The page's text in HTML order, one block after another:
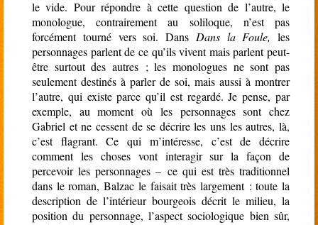
le vide. Pour répondre à cette question de l’autre, le
monologue, contrairement au soliloque, n’est pas
forcément tourné vers soi. Dans Dans la Foule, les
personnages parlent de ce qu’ils vivent mais parlent peut-
être surtout des autres ; les monologues ne sont pas
seulement destinés à parler de soi, mais aussi à montrer
l’autre, qui existe parce qu’il est regardé. Je pense, par
exemple, au moment où les personnages sont chez
Gabriel et ne cessent de se décrire les uns les autres, là,
c’est flagrant. Ce qui m’intéresse, c’est de décrire
comment les choses vont interagir sur la façon de
percevoir les personnages – ce qui est très traditionnel
dans le roman, Balzac le faisait très largement : toute la
description de l’intérieur bourgeois décrit le milieu, la
position du personnage, l’aspect sociologique bien sûr,